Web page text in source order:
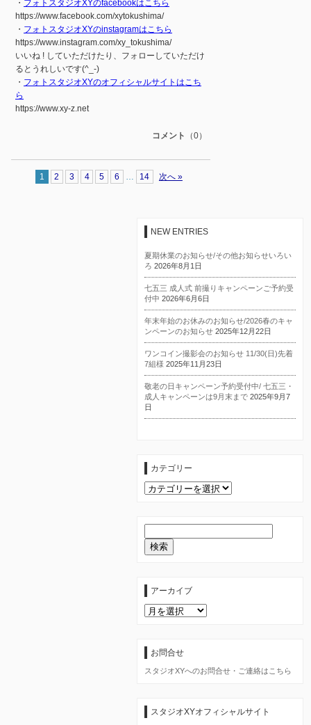
・ フォトスタジオXYのfacebookはこちら
https://www.facebook.com/xytokushima/
・ フォトスタジオXYのinstagramはこちら
https://www.instagram.com/xy_tokushima/
いいね ! していただけたり、フォローしていただけ
るとうれしいです(^_-)
・ フォトスタジオXYのオフィシャルサイトはこち
ら
https://www.xy-z.net
コメント （0）
1 2 3 4 5 6 … 14 次へ »
NEW ENTRIES
夏期休業のお知らせ/その他お知らせいろい
ろ 2026年8月1日
七五三 成人式 前撮りキャンペーンご予約受
付中 2026年6月6日
年末年始のお休みのお知らせ/2026春のキャ
ンペーンのお知らせ 2025年12月22日
ワンコイン撮影会のお知らせ 11/30(日)先着
7組様 2025年11月23日
敬老の日キャンペーン予約受付中/ 七五三・
成人キャンペーンは9月末まで 2025年9月7
日
カテゴリー
カ
テ
アーカイブ
ア
ー
お問合せ
スタジオXYへのお問合せ・ご連絡はこちら
スタジオXYオフィシャルサイト